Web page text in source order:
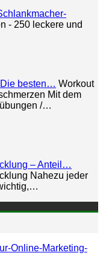
- 250 leckere und
besten… Workout
Mit dem
/…
– Anteil…
Nahezu jeder
Online-Marketing-